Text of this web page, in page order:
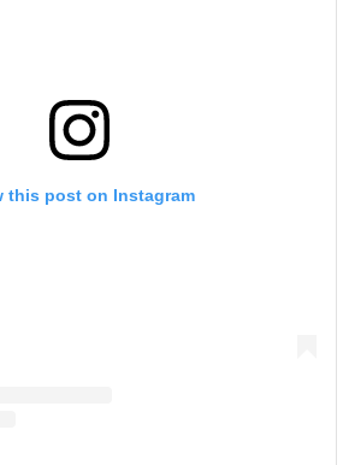
this post on Instagram